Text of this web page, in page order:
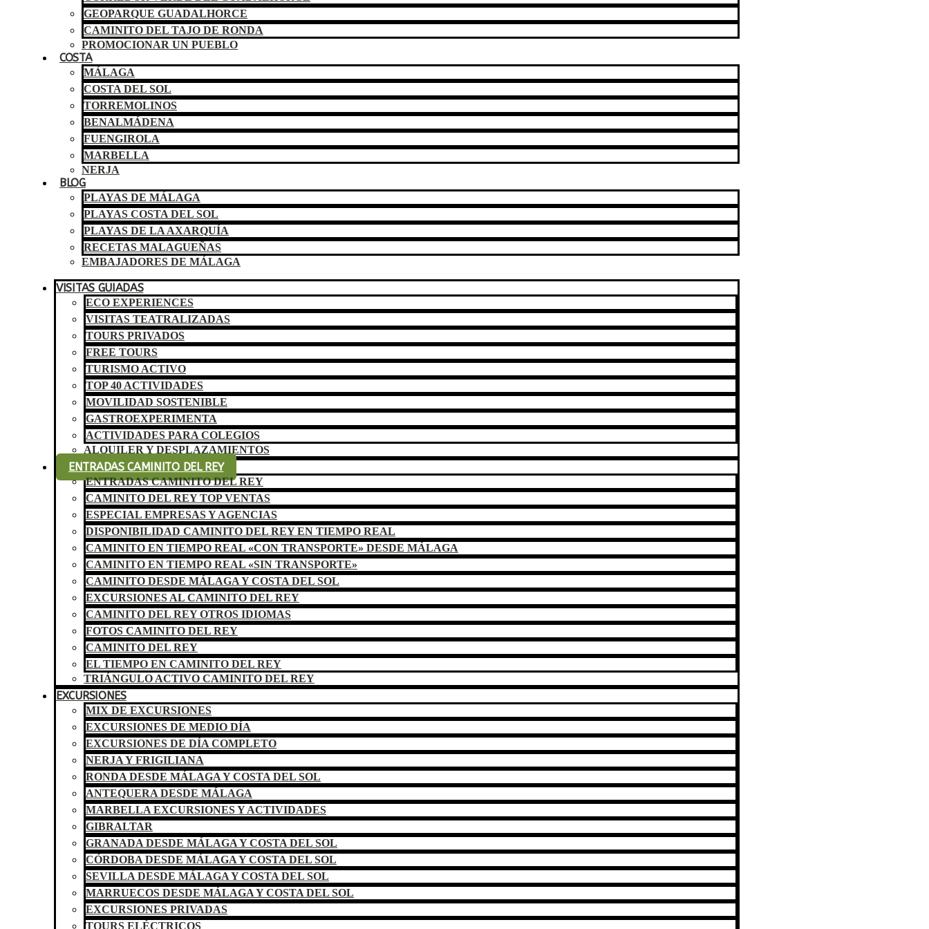
GEOPARQUE GUADALHORCE
CAMINITO DEL TAJO DE RONDA
PROMOCIONAR UN PUEBLO
COSTA
MÁLAGA
COSTA DEL SOL
TORREMOLINOS
BENALMÁDENA
FUENGIROLA
MARBELLA
NERJA
BLOG
PLAYAS DE MÁLAGA
PLAYAS COSTA DEL SOL
PLAYAS DE LA AXARQUÍA
RECETAS MALAGUEÑAS
EMBAJADORES DE MÁLAGA
VISITAS GUIADAS
ECO EXPERIENCES
VISITAS TEATRALIZADAS
TOURS PRIVADOS
FREE TOURS
TURISMO ACTIVO
TOP 40 ACTIVIDADES
MOVILIDAD SOSTENIBLE
GASTROEXPERIMENTA
ACTIVIDADES PARA COLEGIOS
ALQUILER Y DESPLAZAMIENTOS
ENTRADAS CAMINITO DEL REY
ENTRADAS CAMINITO DEL REY
CAMINITO DEL REY TOP VENTAS
ESPECIAL EMPRESAS Y AGENCIAS
DISPONIBILIDAD CAMINITO DEL REY EN TIEMPO REAL
CAMINITO EN TIEMPO REAL «CON TRANSPORTE» DESDE MÁLAGA
CAMINITO EN TIEMPO REAL «SIN TRANSPORTE»
CAMINITO DESDE MÁLAGA Y COSTA DEL SOL
EXCURSIONES AL CAMINITO DEL REY
CAMINITO DEL REY OTROS IDIOMAS
FOTOS CAMINITO DEL REY
CAMINITO DEL REY
EL TIEMPO EN CAMINITO DEL REY
TRIÁNGULO ACTIVO CAMINITO DEL REY
EXCURSIONES
MIX DE EXCURSIONES
EXCURSIONES DE MEDIO DÍA
EXCURSIONES DE DÍA COMPLETO
NERJA Y FRIGILIANA
RONDA DESDE MÁLAGA Y COSTA DEL SOL
ANTEQUERA DESDE MÁLAGA
MARBELLA EXCURSIONES Y ACTIVIDADES
GIBRALTAR
GRANADA DESDE MÁLAGA Y COSTA DEL SOL
CÓRDOBA DESDE MÁLAGA Y COSTA DEL SOL
SEVILLA DESDE MÁLAGA Y COSTA DEL SOL
MARRUECOS DESDE MÁLAGA Y COSTA DEL SOL
EXCURSIONES PRIVADAS
TOURS ELÉCTRICOS